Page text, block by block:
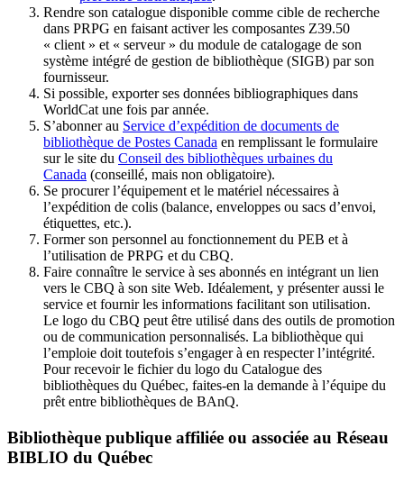
Rendre son catalogue disponible comme cible de recherche
dans PRPG en faisant activer les composantes Z39.50
« client » et « serveur » du module de catalogage de son
système intégré de gestion de bibliothèque (SIGB) par son
fournisseur.
Si possible, exporter ses données bibliographiques dans
WorldCat une fois par année.
S’abonner au Service d’expédition de documents de
bibliothèque de Postes Canada en remplissant le formulaire
sur le site du Conseil des bibliothèques urbaines du
Canada (conseillé, mais non obligatoire).
Se procurer l’équipement et le matériel nécessaires à
l’expédition de colis (balance, enveloppes ou sacs d’envoi,
étiquettes, etc.).
Former son personnel au fonctionnement du PEB et à
l’utilisation de PRPG et du CBQ.
Faire connaître le service à ses abonnés en intégrant un lien
vers le CBQ à son site Web. Idéalement, y présenter aussi le
service et fournir les informations facilitant son utilisation.
Le logo du CBQ peut être utilisé dans des outils de promotion
ou de communication personnalisés. La bibliothèque qui
l’emploie doit toutefois s’engager à en respecter l’intégrité.
Pour recevoir le fichier du logo du Catalogue des
bibliothèques du Québec, faites-en la demande à l’équipe du
prêt entre bibliothèques de BAnQ.
Bibliothèque publique affiliée ou associée au Réseau
BIBLIO du Québec